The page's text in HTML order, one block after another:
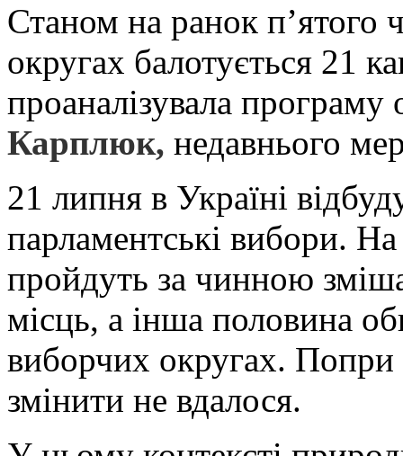
Станом на ранок п’ятого
округах балотується 21
проаналізувала
Карплюк, недавнього
21 липня в Україні
парламентські вибори.
пройдуть за чинною
місць, а інша половина
виборчих округах. Попри
змінити не вдалося.